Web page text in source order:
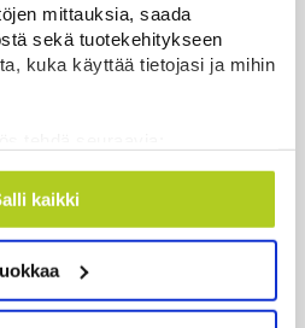
mittauksia, saada
sekä tuotekehitykseen
kuka käyttää tietojasi ja mihin
sijainnistasi,
metrin tarkkuudella
(sormenjäljen
käsitellään ja miten
kaikki
mukaan Venäjä
talousrikoksista
tällä kaudella selvästi
arvioitiin, huomauttaa